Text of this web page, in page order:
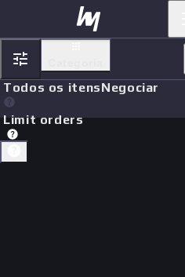
Todos os itensNegociar
Limit orders